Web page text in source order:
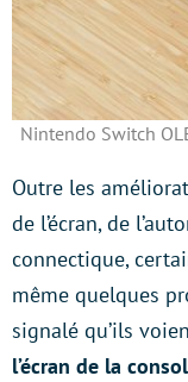
Nintendo Switch
Outre les
de l’écran, de
connectique,
même quelques
signalé qu’ils
l’écran de la